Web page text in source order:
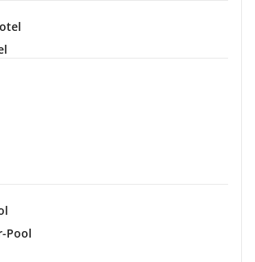
Pool